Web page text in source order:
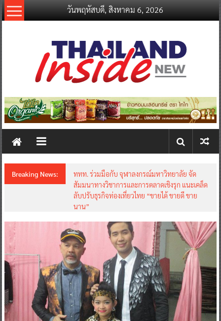
Skip
to
วันพฤหัสบดี, สิงหาคม 6, 2026
thailandinsidenew.com
Thailand
New
Breaking News:
ททท. ร่วมมือกับ จุฬาลงกรณ์มหาวิทยาลัย จัด
สัมมนาทางวิชาการและการตลาดเชิงรุก แนะเคล็ด
ลับปรับธุรกิจท่องเที่ยวไทย “ขายได้ ขายดี ขาย
นาน”